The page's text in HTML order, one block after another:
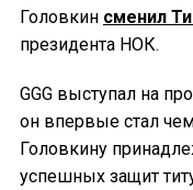
Головкин сменил
президента НОК.
GGG выступал на
он впервые стал
Головкину
успешных защит